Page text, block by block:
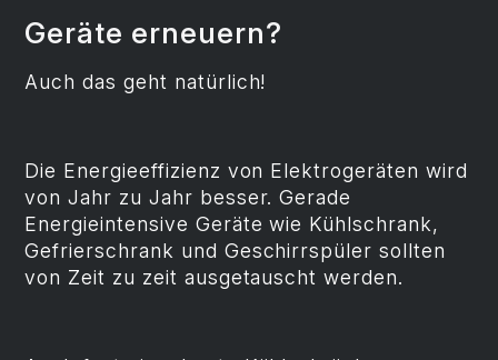
Geräte erneuern?
Auch das geht natürlich!
Die Energieeffizienz von Elektrogeräten wird
von Jahr zu Jahr besser. Gerade
Energieintensive Geräte wie Kühlschrank,
Gefrierschrank und Geschirrspüler sollten
von Zeit zu zeit ausgetauscht werden.